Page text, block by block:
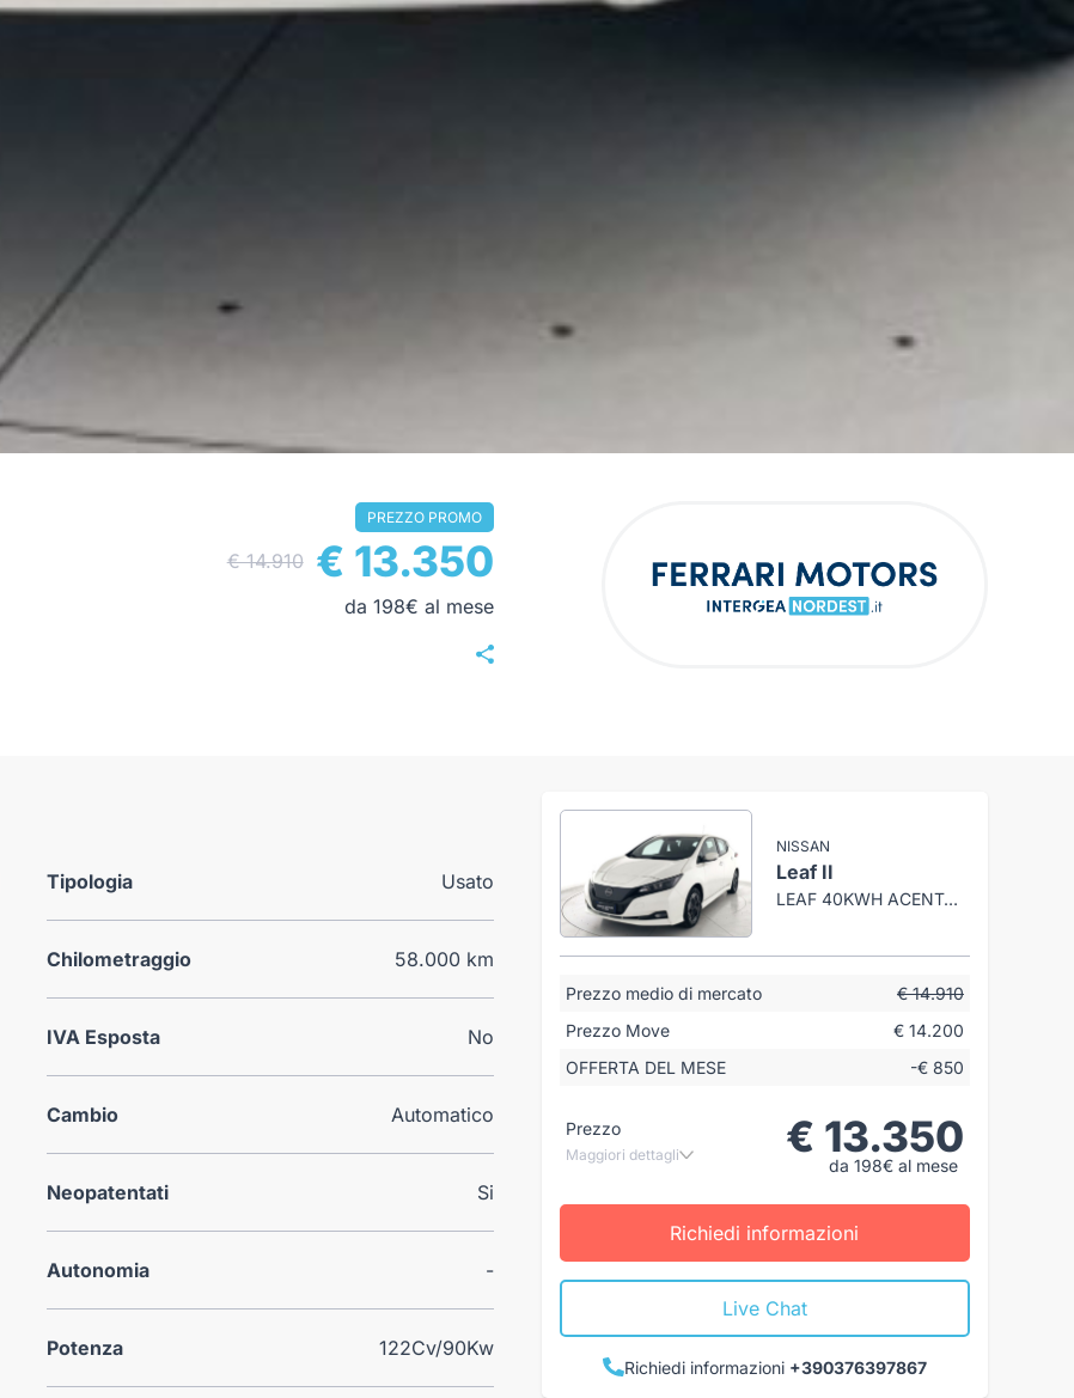
PREZZO PROMO
€ 14.910 € 13.350
da 198€ al mese
Tipologia Usato
Chilometraggio 58.000 km
IVA Esposta No
Cambio Automatico
Neopatentati Si
Autonomia -
Potenza 122Cv/90Kw
NISSAN
Leaf II
LEAF 40KWH ACENTA 150CV
Prezzo medio di mercato
€ 14.910
Prezzo Move
€ 14.200
OFFERTA DEL MESE
-€ 850
Prezzo
Maggiori dettagli € 13.350
da 198€ al mese
Richiedi informazioni
Live Chat
Richiedi informazioni +390376397867